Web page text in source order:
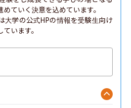
ていく決意を込めています。
大学の公式HPの情報を受験生向け
います。